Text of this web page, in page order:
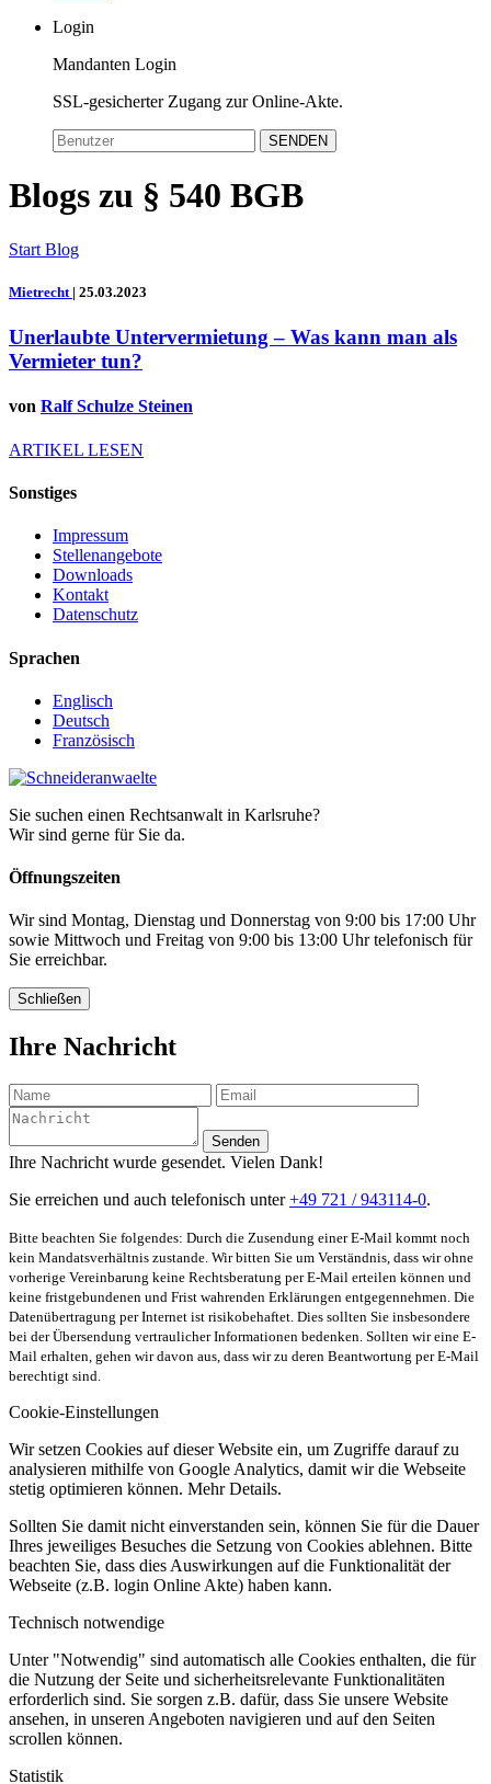
Login
Mandanten Login
SSL-gesicherter Zugang zur Online-Akte.
SENDEN
Blogs zu § 540 BGB
Start Blog
Mietrecht | 25.03.2023
Unerlaubte Untervermietung – Was kann man als
Vermieter tun?
von Ralf Schulze Steinen
ARTIKEL LESEN
Sonstiges
Impressum
Stellenangebote
Downloads
Kontakt
Datenschutz
Sprachen
Englisch
Deutsch
Französisch
Sie suchen einen Rechtsanwalt in Karlsruhe?
Wir sind gerne für Sie da.
Öffnungszeiten
Wir sind Montag, Dienstag und Donnerstag von 9:00 bis 17:00 Uhr
sowie Mittwoch und Freitag von 9:00 bis 13:00 Uhr telefonisch für
Sie erreichbar.
Schließen
Ihre Nachricht
Senden
Ihre Nachricht wurde gesendet. Vielen Dank!
Sie erreichen und auch telefonisch unter+49 721 / 943114-0.
Bitte beachten Sie folgendes: Durch die Zusendung einer E-Mail kommt noch
kein Mandatsverhältnis zustande. Wir bitten Sie um Verständnis, dass wir ohne
vorherige Vereinbarung keine Rechtsberatung per E-Mail erteilen können und
keine fristgebundenen und Frist wahrenden Erklärungen entgegennehmen. Die
Datenübertragung per Internet ist risikobehaftet. Dies sollten Sie insbesondere
bei der Übersendung vertraulicher Informationen bedenken. Sollten wir eine E-
Mail erhalten, gehen wir davon aus, dass wir zu deren Beantwortung per E-Mail
berechtigt sind.
Cookie-Einstellungen
Wir setzen Cookies auf dieser Website ein, um Zugriffe darauf zu
analysieren mithilfe von Google Analytics, damit wir die Webseite
stetig optimieren können. Mehr Details.
Sollten Sie damit nicht einverstanden sein, können Sie für die Dauer
Ihres jeweiliges Besuches die Setzung von Cookies ablehnen. Bitte
beachten Sie, dass dies Auswirkungen auf die Funktionalität der
Webseite (z.B. login Online Akte) haben kann.
Technisch notwendige
Unter "Notwendig" sind automatisch alle Cookies enthalten, die für
die Nutzung der Seite und sicherheitsrelevante Funktionalitäten
erforderlich sind. Sie sorgen z.B. dafür, dass Sie unsere Website
ansehen, in unseren Angeboten navigieren und auf den Seiten
scrollen können.
Statistik